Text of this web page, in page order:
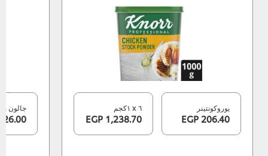
يوروكونتينر
206.40 EGP
1,238.70 EGP
جالون
726.00 EGP